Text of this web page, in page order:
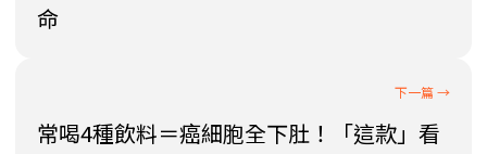
命
常喝4種飲料＝癌細胞全下肚！「這款」看